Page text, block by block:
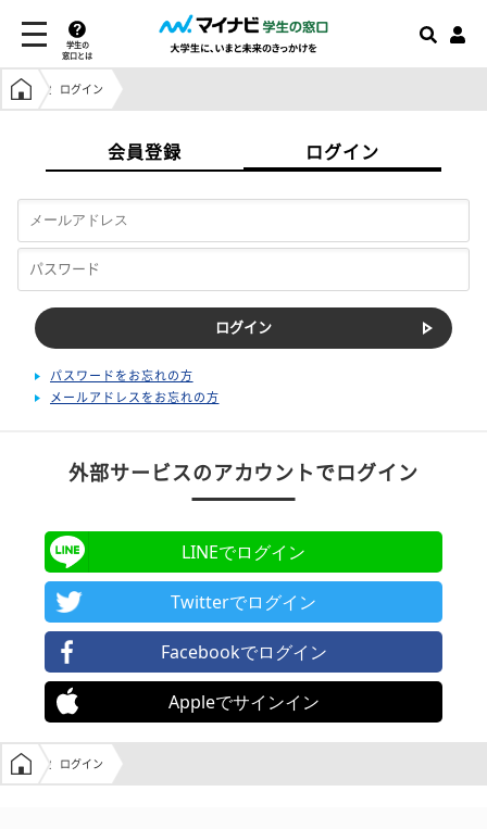
学生の
窓口とは
学生の窓口トップ
ログイン
会員登録 ログイン
パスワードをお忘れの方
メールアドレスをお忘れの方
外部サービスのアカウントでログイン
LINEでログイン
Twitterでログイン
Facebookでログイン
Appleでサインイン
学生の窓口トップ
ログイン